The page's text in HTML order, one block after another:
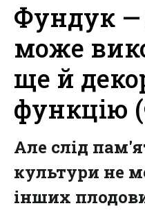
Фундук —
може
ще й
функцію
Але слід
культури не
інших